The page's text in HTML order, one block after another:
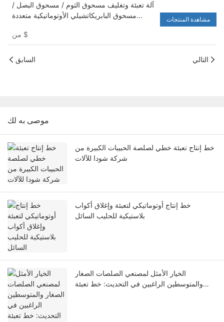
آلة تعبئة وتغليف مسحوق الثوم / مسحوق البصل /
مسحوق البابريكاتشيلي الأوتوماتيكية متعددة
$
مشاهدة المنتجات
السابق التالي
موصى به لك
خط إنتاج تعبئة خطي لصلصة الحبيبات الكبيرة من
شركة شودا للآلات
خط إنتاج أوتوماتيكي لتعبئة وإغلاق أكواب
بلاستيكية للحليب السائل
الخيار الأمثل لمصنعي الصلصات الصغار
والمتوسطين الراغبين في التحديث: خط تعبئة